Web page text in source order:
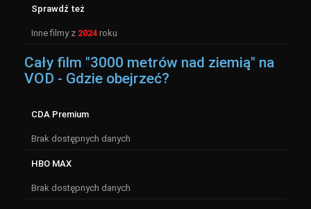
Sprawdź też
Inne filmy z 2024 roku
Cały film "3000 metrów nad ziemią" na
VOD - Gdzie obejrzeć?
CDA Premium
Brak dostępnych danych
HBO MAX
Brak dostępnych danych